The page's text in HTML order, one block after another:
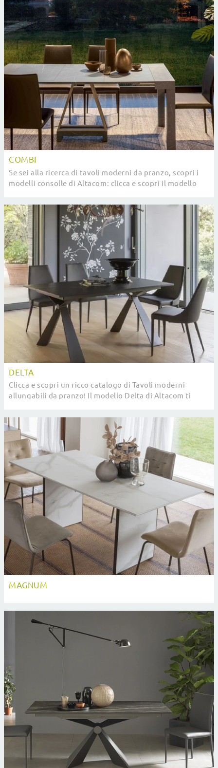
COMBI
Se sei alla ricerca di tavoli moderni da pranzo, scopri i
modelli consolle di Altacom: clicca e scopri il modello
DELTA
Clicca e scopri un ricco catalogo di Tavoli moderni
allungabili da pranzo! Il modello Delta di Altacom ti
MAGNUM